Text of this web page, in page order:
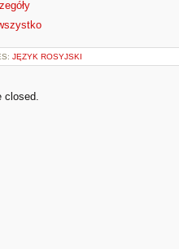
JĘZYK ROSYJSKI
closed.